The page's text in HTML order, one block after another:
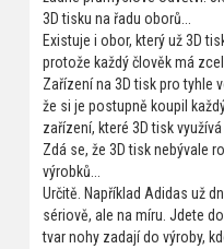
3D tisku na řadu oborů...
Existuje i obor, který už 3D
protože každý člověk má
Zařízení na 3D tisk pro tyhle
že si je postupně koupil
zařízení, které 3D tisk
Zdá se, že 3D tisk nebývale
výrobků...
Určitě. Například Adidas už
sériově, ale na míru. Jdete
tvar nohy zadají do výroby,